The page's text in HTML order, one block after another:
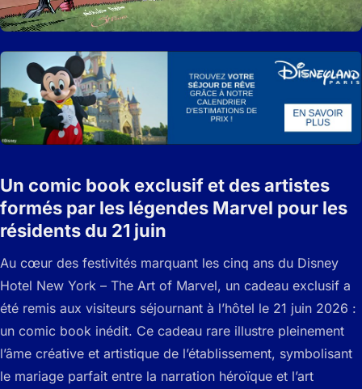
Un comic book exclusif et des artistes
formés par les légendes Marvel pour les
résidents du 21 juin
Au cœur des festivités marquant les cinq ans du Disney
Hotel New York – The Art of Marvel, un cadeau exclusif a
été remis aux visiteurs séjournant à l’hôtel le 21 juin 2026 :
un comic book inédit. Ce cadeau rare illustre pleinement
l’âme créative et artistique de l’établissement, symbolisant
le mariage parfait entre la narration héroïque et l’art